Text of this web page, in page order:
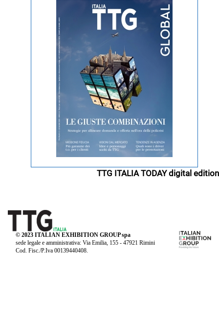
TTG ITALIA TODAY digital edition
© 2023 ITALIAN EXHIBITION GROUP spa
sede legale e amministrativa: Via Emilia, 155 - 47921 Rimini
Cod. Fisc./P.Iva 00139440408.